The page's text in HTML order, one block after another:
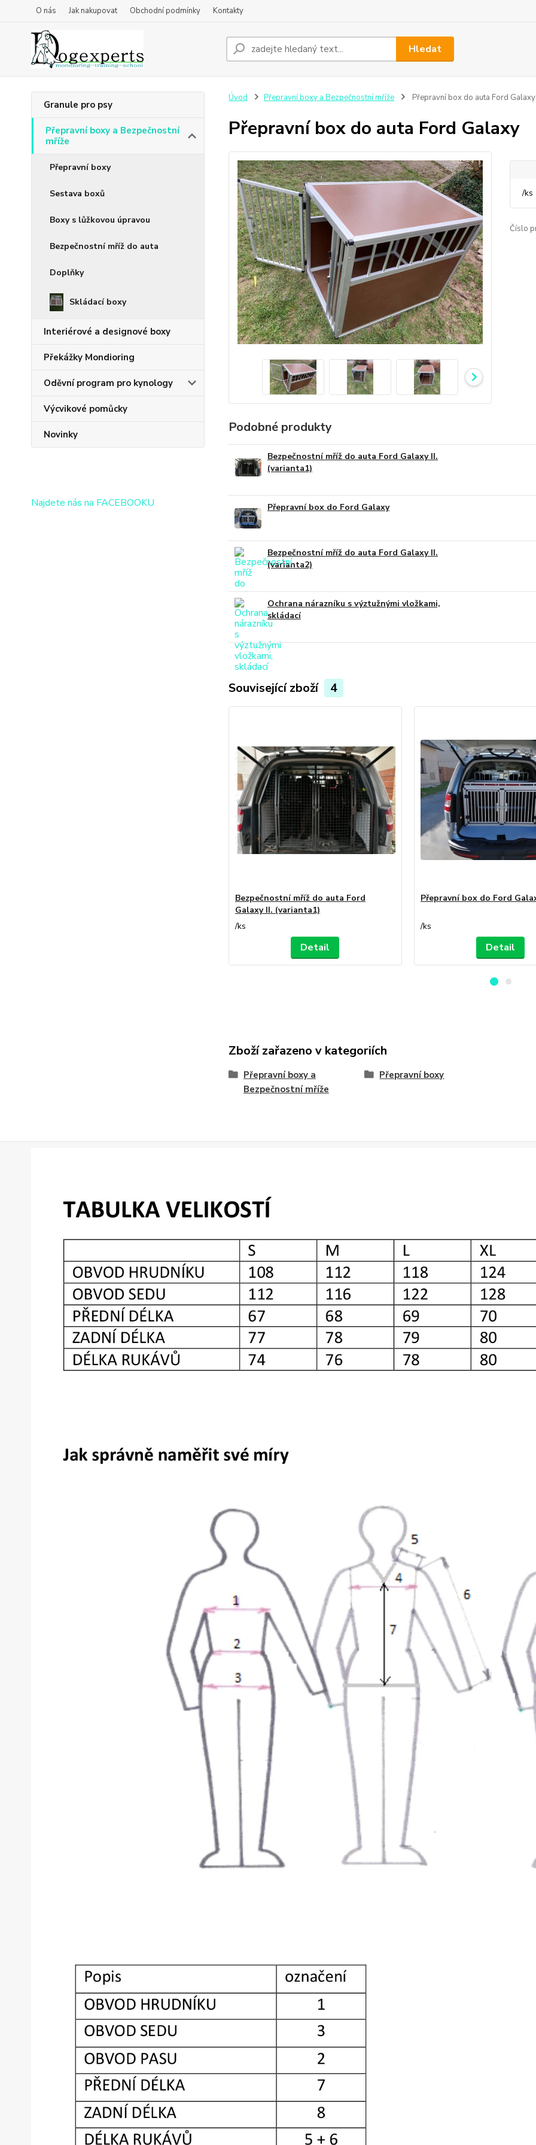
O nás Jak nakupovat Obchodní podmínky Kontakty
Hledat
Granule pro psy
Přepravní boxy a Bezpečnostní
mříže
Přepravní boxy
Sestava boxů
Boxy s lůžkovou úpravou
Bezpečnostní mříž do auta
Doplňky
Skládací boxy
Interiérové a designové boxy
Překážky Mondioring
Oděvní program pro kynology
Výcvikové pomůcky
Novinky
Najdete nás na FACEBOOKU
Úvod Přepravní boxy a Bezpečnostní mříže Přepravní box do auta Ford Galaxy
Přepravní box do auta Ford Galaxy
/ks
Číslo
Podobné produkty
Bezpečnostní mříž do auta Ford Galaxy II.
(varianta1)
Přepravní box do Ford Galaxy
Bezpečnostní mříž do auta Ford Galaxy II.
(varianta2)
Ochrana nárazníku s výztužnými vložkami,
skládací
Související zboží 4
Bezpečnostní mříž do auta Ford
Galaxy II. (varianta1)
/ks
Detail
Přepravní box do Ford
/ks
Detail
Zboží zařazeno v kategoriích
Přepravní boxy a
Bezpečnostní mříže
Přepravní boxy